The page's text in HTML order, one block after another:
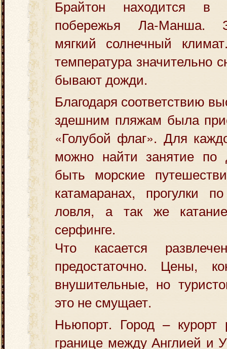
Брайтон находится в
побережья Ла-Манша.
мягкий солнечный
температура значительно
бывают дожди.
Благодаря соответствию
здешним пляжам была
«Голубой флаг». Для
можно найти занятие по
быть морские
катамаранах, прогулки
ловля, а так же
серфинге.
Что касается
предостаточно. Цены,
внушительные, но
это не смущает.
Ньюпорт. Город – курорт
границе между Англией и